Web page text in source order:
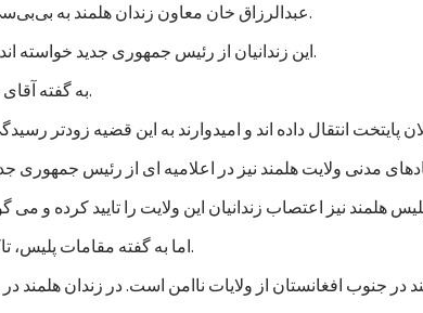
عبدالرزاق خان معاون زندان هلمند به بی‌بی‌سی گفت که نزدیک به هزار زندانی در این زندان اعتصاب غذایی کردند.
این زندانیان از رئیس جمهوری جدید خواسته اند که به پرونده های آنها رسیدگی شود و در مجازات شان تخفیف بیاید.
به گفته آقای عبدالرزاق، اعتصاب کنندگان شامل زندانیان جنایی و سیاسی است.
اما به گفته مقامات پلیس، تاکنون هیچ خشونتی در جریان اعتصاب زندانیان هلمند رخ نداده است.